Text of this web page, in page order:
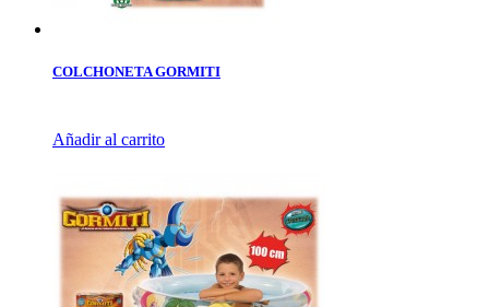
COLCHONETA GORMITI
Añadir al carrito